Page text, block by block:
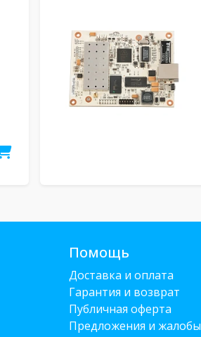
Помощь
Доставка и оплата
Гарантия и возврат
Публичная оферта
Предложения и жалобы